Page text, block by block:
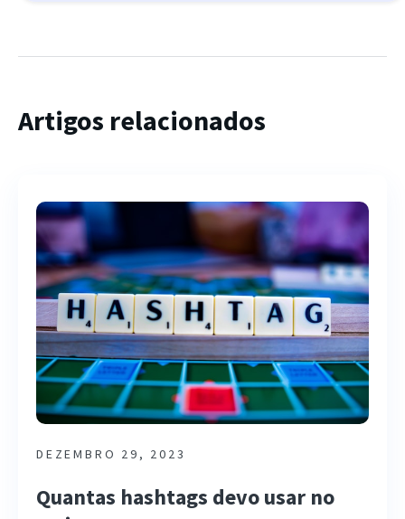
Artigos relacionados
DEZEMBRO 29, 2023
Quantas hashtags devo usar no